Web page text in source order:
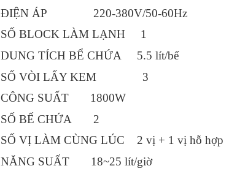
ĐIỆN ÁP 220-380V/50-60Hz
SỐ BLOCK LÀM LẠNH 1
DUNG TÍCH BỂ CHỨA 5.5 lít/bể
SỐ VÒI LẤY KEM 3
CÔNG SUẤT 1800W
SỐ BẾ CHỨA 2
SỐ VỊ LÀM CÙNG LÚC 2 vị + 1 vị hỗ hợp
NĂNG SUẤT 18~25 lít/giờ